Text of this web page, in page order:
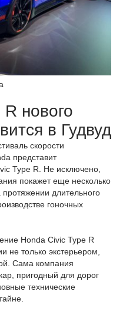
нового
в Гудвуд
скорости
представит
Type R. Не исключено,
покажет еще несколько
длительного
гоночных
Honda Civic Type R
не только экстерьером,
Сама компания
пригодный для дорог
технические